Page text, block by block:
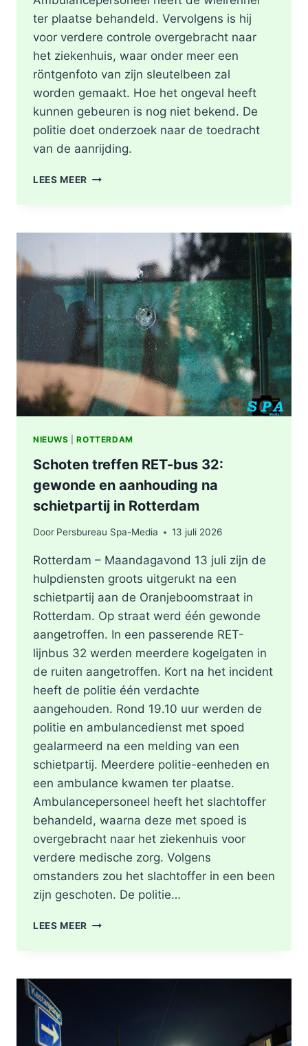
ter plaatse behandeld. Vervolgens is hij
voor verdere controle overgebracht naar
het ziekenhuis, waar onder meer een
röntgenfoto van zijn sleutelbeen zal
worden gemaakt. Hoe het ongeval heeft
kunnen gebeuren is nog niet bekend. De
politie doet onderzoek naar de toedracht
van de aanrijding.
LEES MEER GEWONDE
TWEE
IN
ROTTERDAM
NIEUWS |ROTTERDAM
Schoten treffen RET-bus 32:
gewonde en aanhouding na
schietpartij in Rotterdam
Door Persbureau Spa-Media 13 juli 2026
Rotterdam – Maandagavond 13 juli zijn de
hulpdiensten groots uitgerukt na een
schietpartij aan de Oranjeboomstraat in
Rotterdam. Op straat werd één gewonde
aangetroffen. In een passerende RET-
lijnbus 32 werden meerdere kogelgaten in
de ruiten aangetroffen. Kort na het incident
heeft de politie één verdachte
aangehouden. Rond 19.10 uur werden de
politie en ambulancedienst met spoed
gealarmeerd na een melding van een
schietpartij. Meerdere politie-eenheden en
een ambulance kwamen ter plaatse.
Ambulancepersoneel heeft het slachtoffer
behandeld, waarna deze met spoed is
overgebracht naar het ziekenhuis voor
verdere medische zorg. Volgens
omstanders zou het slachtoffer in een been
zijn geschoten. De politie…
LEES MEER SCHOTEN
32: